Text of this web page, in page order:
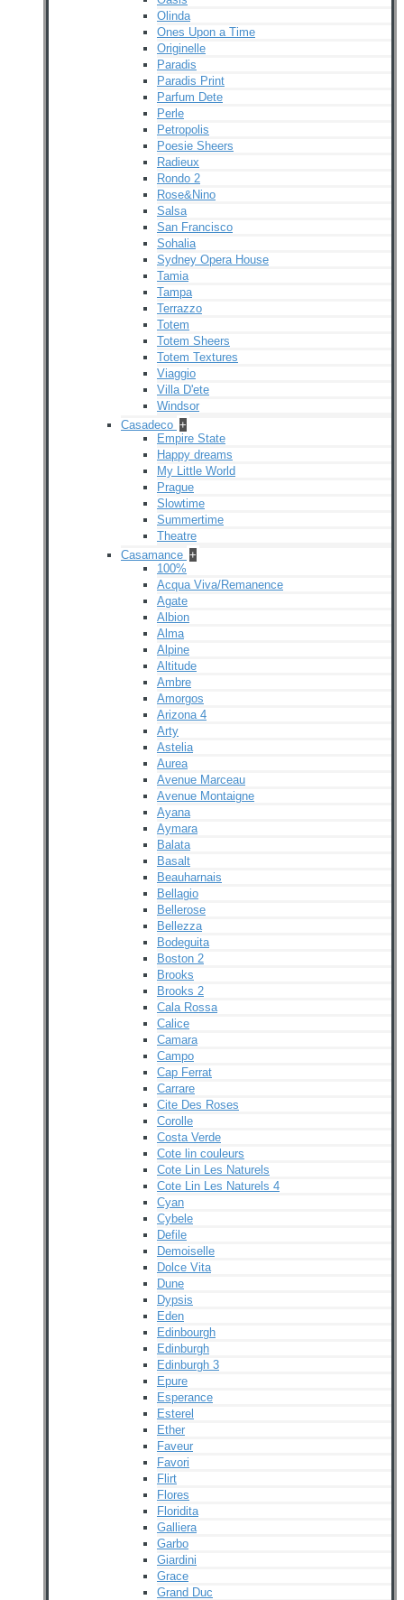
Olinda
Ones Upon a Time
Originelle
Paradis
Paradis Print
Parfum Dete
Perle
Petropolis
Poesie Sheers
Radieux
Rondo 2
Rose&Nino
Salsa
San Francisco
Sohalia
Sydney Opera House
Tamia
Tampa
Terrazzo
Totem
Totem Sheers
Totem Textures
Viaggio
Villa D'ete
Windsor
Casadeco +
Empire State
Happy dreams
My Little World
Prague
Slowtime
Summertime
Theatre
Casamance +
100%
Acqua Viva/Remanence
Agate
Albion
Alma
Alpine
Altitude
Ambre
Amorgos
Arizona 4
Arty
Astelia
Aurea
Avenue Marceau
Avenue Montaigne
Ayana
Aymara
Balata
Basalt
Beauharnais
Bellagio
Bellerose
Bellezza
Bodeguita
Boston 2
Brooks
Brooks 2
Cala Rossa
Calice
Camara
Campo
Cap Ferrat
Carrare
Cite Des Roses
Corolle
Costa Verde
Cote lin couleurs
Cote Lin Les Naturels
Cote Lin Les Naturels 4
Cyan
Cybele
Defile
Demoiselle
Dolce Vita
Dune
Dypsis
Eden
Edinbourgh
Edinburgh
Edinburgh 3
Epure
Esperance
Esterel
Ether
Faveur
Favori
Flirt
Flores
Floridita
Galliera
Garbo
Giardini
Grace
Grand Duc